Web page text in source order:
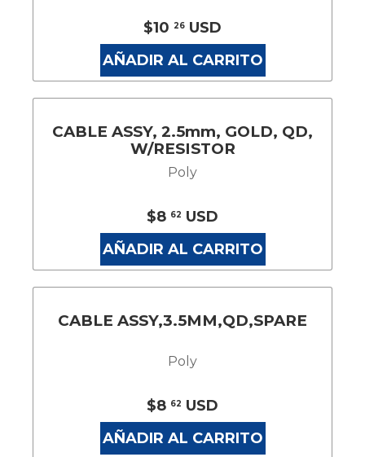
$10 26 USD
AÑADIR AL CARRITO
CABLE ASSY, 2.5mm, GOLD, QD,
W/RESISTOR
Poly
$8 62 USD
AÑADIR AL CARRITO
CABLE ASSY,3.5MM,QD,SPARE
Poly
$8 62 USD
AÑADIR AL CARRITO